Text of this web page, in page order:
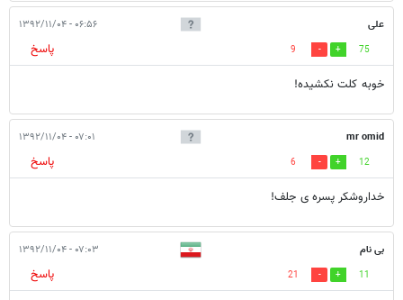
علی ۰۶:۵۶ - ۱۳۹۲/۱۱/۰۴
75
9
پاسخ
خوبه کلت نکشیده!
mr omid ۰۷:۰۱ - ۱۳۹۲/۱۱/۰۴
12
6
پاسخ
خداروشکر پسره ی جلف!
بی نام ۰۷:۰۳ - ۱۳۹۲/۱۱/۰۴
11
21
پاسخ